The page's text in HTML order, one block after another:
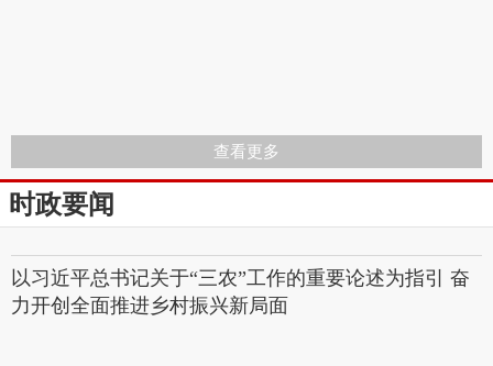
查看更多
时政要闻
以习近平总书记关于“三农”工作的重要论述为指引 奋
力开创全面推进乡村振兴新局面